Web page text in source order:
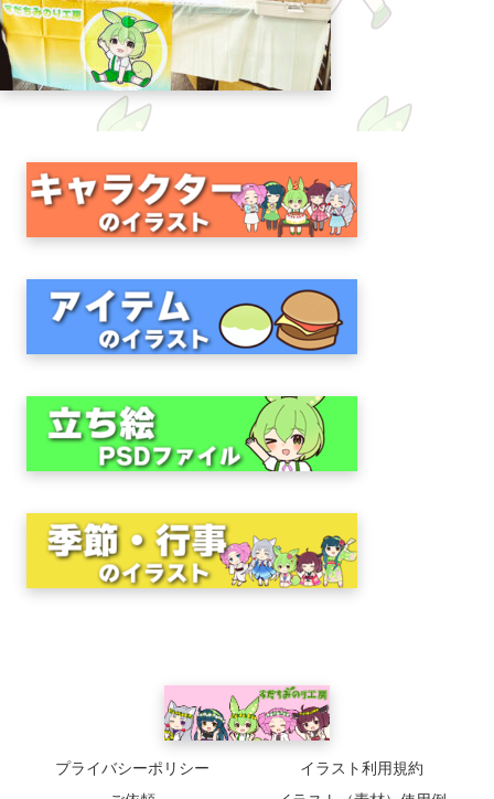
プライバシーポリシー
イラスト利用規約